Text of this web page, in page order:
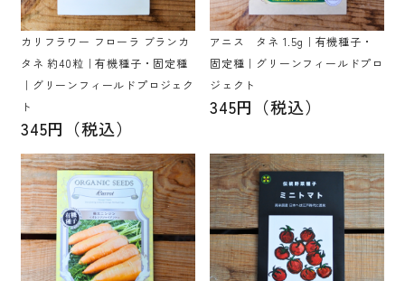
カリフラワー フローラ ブランカ
タネ 約40粒｜有機種子・固定種
｜グリーンフィールドプロジェク
ト
345円（税込）
アニス タネ 1.5g｜有機種子・
固定種｜グリーンフィールドプロ
ジェクト
345円（税込）